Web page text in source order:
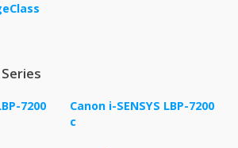
7200
Canon i-SENSYS LBP-7200
c